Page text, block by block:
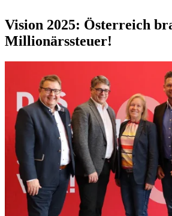
Vision 2025: Österreich
Millionärssteuer!